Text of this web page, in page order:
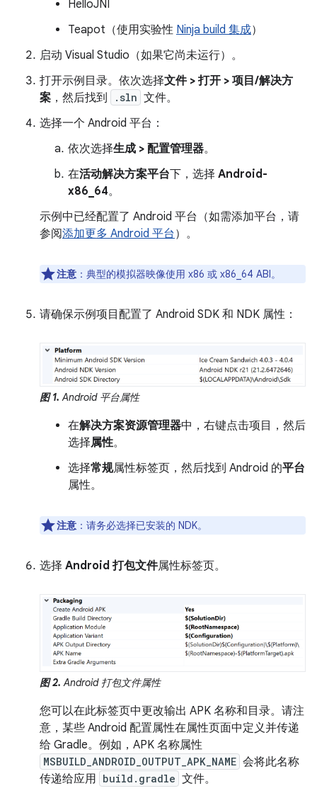
HelloJNI
Teapot（使用实验性 Ninja build 集成）
启动 Visual Studio（如果它尚未运行）。
打开示例目录。依次选择文件 > 打开 > 项目/解决方
案 ，然后找到 .sln 文件。
选择一个 Android 平台：
依次选择生成 > 配置管理器。
在活动解决方案平台下，选择 Android-
x86_64。
示例中已经配置了 Android 平台（如需添加平台，请
参阅添加更多 Android 平台 ）。
注意 ： 典型的模拟器映像使用 x86 或 x86_64 ABI。
请确保示例项目配置了 Android SDK 和 NDK 属性：
图 1. Android 平台属性
在解决方案资源管理器中，右键点击项目，然后
选择属性。
选择常规属性标签页，然后找到 Android 的平台
属性。
注意 ：请务必选择已安装的 NDK。
选择 Android 打包文件属性标签页。
图 2. Android 打包文件属性
您可以在此标签页中更改输出 APK 名称和目录。请注
意，某些 Android 配置属性在属性页面中定义并传递
给 Gradle。例如，APK 名称属性
MSBUILD_ANDROID_OUTPUT_APK_NAME 会将此名称
传递给应用 build.gradle 文件。